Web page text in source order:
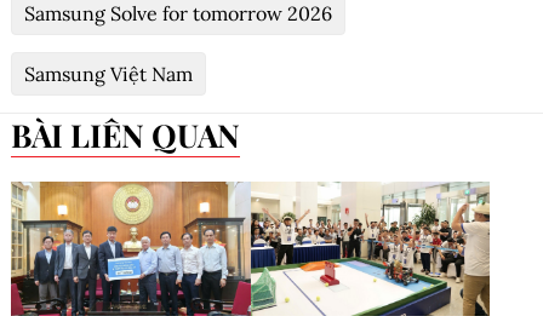
Samsung Solve for tomorrow 2026
Samsung Việt Nam
BÀI LIÊN QUAN